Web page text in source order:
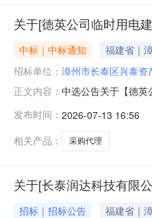
关于[德英公司临时用电
中标｜中标通知 福建省｜
招标单位： 漳州市长泰区兴泰资
正文内容： 中选公告关于【德
200000元预算服务
发布时间： 2026-07-13 16:56
相关产品：
采购代理
关于[长泰润达科技有限
招标｜招标公告 福建省｜